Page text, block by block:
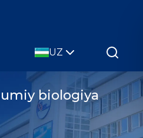
UZ
biologiya